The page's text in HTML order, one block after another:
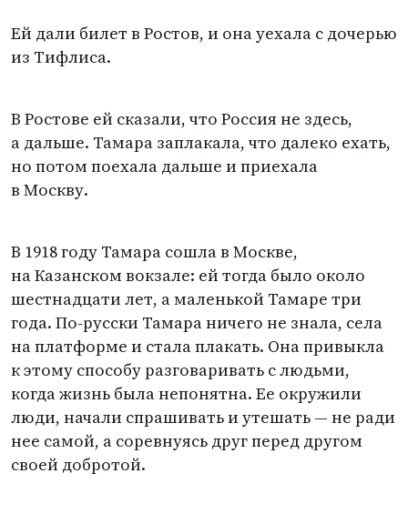
Ей дали билет в Ростов, и она уехала с дочерью
из Тифлиса.
В Ростове ей сказали, что Россия не здесь,
а дальше. Тамара заплакала, что далеко ехать,
но потом поехала дальше и приехала
в Москву.
В 1918 году Тамара сошла в Москве,
на Казанском вокзале: ей тогда было около
шестнадцати лет, а маленькой Тамаре три
года. По-русски Тамара ничего не знала, села
на платформе и стала плакать. Она привыкла
к этому способу разговаривать с людьми,
когда жизнь была непонятна. Ее окружили
люди, начали спрашивать и утешать — не ради
нее самой, а соревнуясь друг перед другом
своей добротой.